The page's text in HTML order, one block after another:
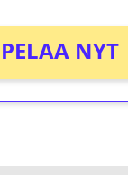
PELAA NYT